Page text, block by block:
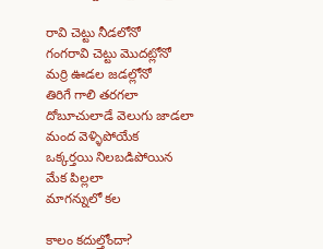
రావి చెట్టు నీడలోనో
గంగరావి చెట్టు మొదట్లోనో
మర్రి ఊడల జడల్లోనో
తిరిగే గాలి తరగలా
దోబూచులాడే వెలుగు జాడలా
మంద వెళ్ళిపోయేక
ఒక్కర్తయి నిలబడిపోయిన
మేక పిల్లలా
మాగన్నులో కల
కాలం కదుల్తోందా?